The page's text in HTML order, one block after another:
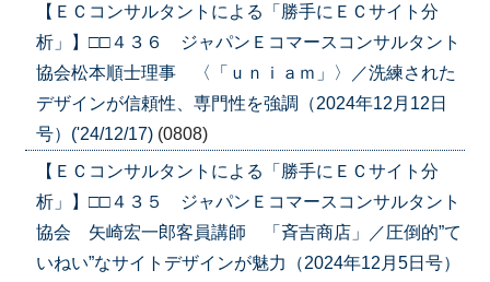
【ＥＣコンサルタントによる「勝手にＥＣサイト分
析」】□□４３６ ジャパンＥコマースコンサルタント
協会松本順士理事 〈「ｕｎｉａｍ」〉／洗練された
デザインが信頼性、専門性を強調（2024年12月12日
号）('24/12/17) (0808)
【ＥＣコンサルタントによる「勝手にＥＣサイト分
析」】□□４３５ ジャパンＥコマースコンサルタント
協会 矢崎宏一郎客員講師 「斉吉商店」／圧倒的”て
いねい”なサイトデザインが魅力（2024年12月5日号）